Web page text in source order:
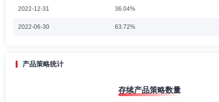
2022-12-31 36.04%
2022-06-30 63.72%
产品策略统计
存续产品策略数量